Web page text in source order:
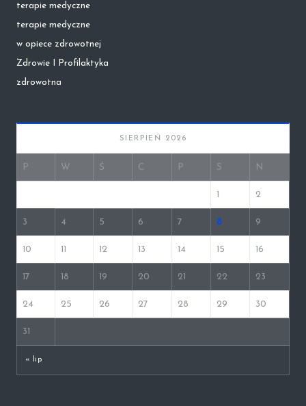
terapie medyczne
terapie medyczne
w opiece zdrowotnej
Zdrowie I Profilaktyka
zdrowotna
SIERPIEŃ 2026
P W Ś C P S N
1 2
3 4 5 6 7 8 9
10 11 12 13 14 15 16
17 18 19 20 21 22 23
24 25 26 27 28 29 30
31
« lip